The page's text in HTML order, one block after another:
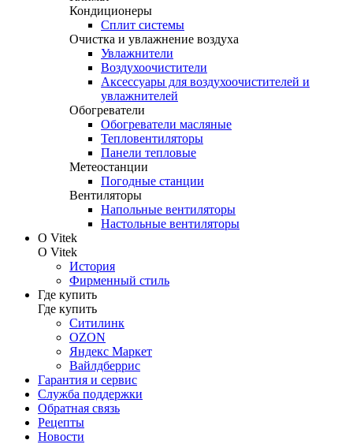
Кондиционеры
Сплит системы
Очистка и увлажнение воздуха
Увлажнители
Воздухоочистители
Аксессуары для воздухоочистителей и
увлажнителей
Обогреватели
Обогреватели масляные
Тепловентиляторы
Панели тепловые
Метеостанции
Погодные станции
Вентиляторы
Напольные вентиляторы
Настольные вентиляторы
О Vitek
О Vitek
История
Фирменный стиль
Где купить
Где купить
Ситилинк
OZON
Яндекс Маркет
Вайлдберрис
Гарантия и сервис
Служба поддержки
Обратная связь
Рецепты
Новости